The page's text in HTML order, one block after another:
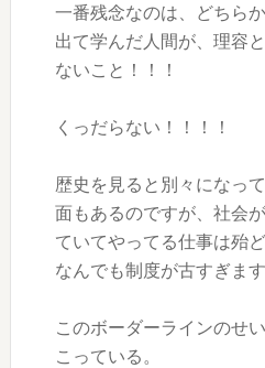
一番残念なのは、どちら
出て学んだ人間が、理容
ないこと！！！
くっだらない！！！！
歴史を見ると別々になっ
面もあるのですが、社会
ていてやってる仕事は殆
なんでも制度が古すぎます
このボーダーラインのせ
こっている。